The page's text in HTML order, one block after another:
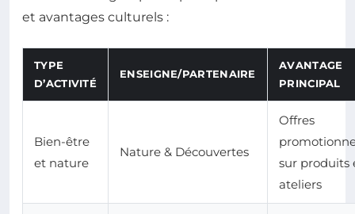
et avantages culturels :
TYPE
D’ACTIVITÉ
ENSEIGNE/PARTENAIRE
AVANTAGE
PRINCIPAL
Bien-être
et nature
Nature & Découvertes
Offres
sur produits
ateliers